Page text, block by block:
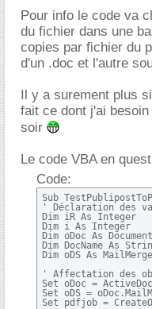
Pour info le code va
du fichier dans une
copies par fichier du
d'un .doc et l'autre
Il y a surement plus
fait ce dont j'ai
soir
Le code VBA en
Code:
Sub
' Déclaration des
Dim iR As Integer
Dim i As Integer
Dim oDoc As Document
Dim DocName As
Dim oDS As
' Affectation des
Set oDoc =
Set oDS =
Set pdfjob =